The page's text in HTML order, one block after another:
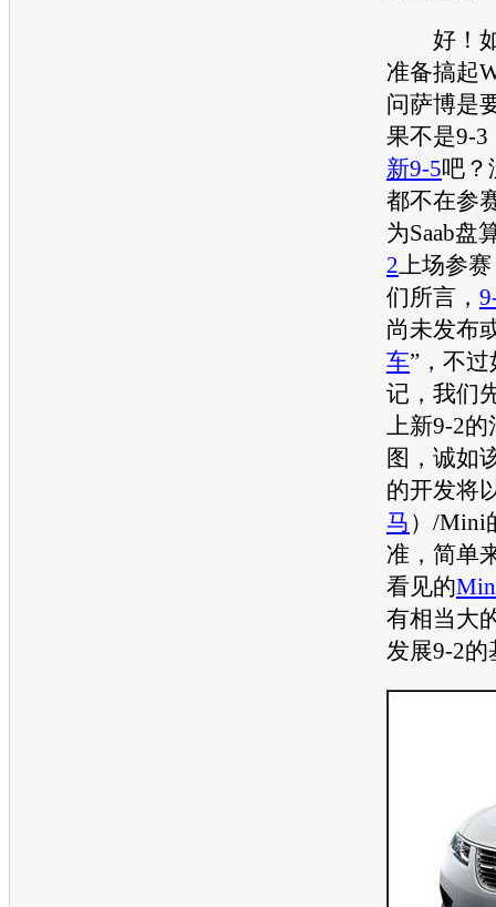
好！如
准备搞起
问萨博是
果不是9-3
新9-5吧？
都不在参
为Saab盘
2上场参
们所言，
尚未发布
车”，不
记，我们
上新9-2的
图，诚如
的开发将
马 ）/Mini
准，简单
看见的
有相当大
发展9-2的